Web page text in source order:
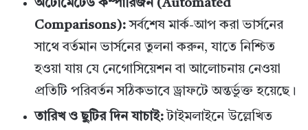
অটোমেটেড কম্পারিজন (Automated
Comparisons): সর্বশেষ মার্ক-আপ করা ভার্সনের
সাথে বর্তমান ভার্সনের তুলনা করুন, যাতে নিশ্চিত
হওয়া যায় যে নেগোসিয়েশন বা আলোচনায় নেওয়া
প্রতিটি পরিবর্তন সঠিকভাবে ড্রাফটে অন্তর্ভুক্ত হয়েছে।
তারিখ ও ছুটির দিন যাচাই: টাইমলাইনে উল্লেখিত